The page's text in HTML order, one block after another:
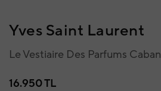
Yves Saint Laurent
Le Vestiaire Des Parfums Caban
16.950 TL